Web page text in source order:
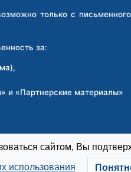
только с
за:
и «Партнерские материалы»
сайтом, Вы
использования